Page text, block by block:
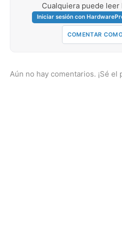
Cualquiera puede
Iniciar sesión con
COMENTAR
Aún no hay comentarios. ¡Sé el